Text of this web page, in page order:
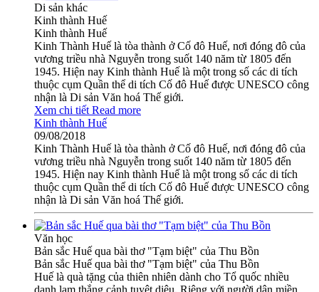
Di sản khác
Kinh thành Huế
Kinh thành Huế
Kinh Thành Huế là tòa thành ở Cố đô Huế, nơi đóng đô của
vương triều nhà Nguyễn trong suốt 140 năm từ 1805 đến
1945. Hiện nay Kinh thành Huế là một trong số các di tích
thuộc cụm Quần thể di tích Cố đô Huế được UNESCO công
nhận là Di sản Văn hoá Thế giới.
Xem chi tiết Read more
Kinh thành Huế
09/08/2018
Kinh Thành Huế là tòa thành ở Cố đô Huế, nơi đóng đô của
vương triều nhà Nguyễn trong suốt 140 năm từ 1805 đến
1945. Hiện nay Kinh thành Huế là một trong số các di tích
thuộc cụm Quần thể di tích Cố đô Huế được UNESCO công
nhận là Di sản Văn hoá Thế giới.
Văn học
Bản sắc Huế qua bài thơ "Tạm biệt" của Thu Bồn
Bản sắc Huế qua bài thơ "Tạm biệt" của Thu Bồn
Huế là quà tặng của thiên nhiên dành cho Tổ quốc nhiều
danh lam thắng cảnh tuyệt diệu. Riêng với người dân miền